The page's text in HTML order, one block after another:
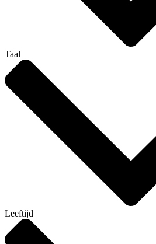
Taal
Leeftijd